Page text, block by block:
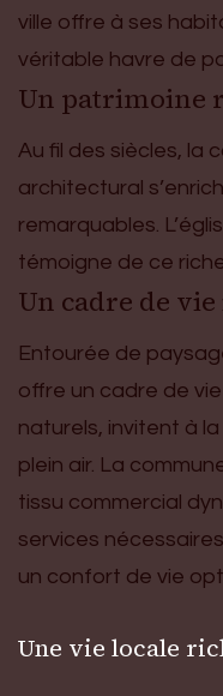
ville offre à ses
véritable havre de
Un patrimoine
Au fil des siècles, la
architectural
remarquables.
témoigne de ce
Un cadre de
Entourée de
offre un cadre de
naturels, invitent à
plein air. La
tissu commercial
services
un confort de vie
Une vie locale